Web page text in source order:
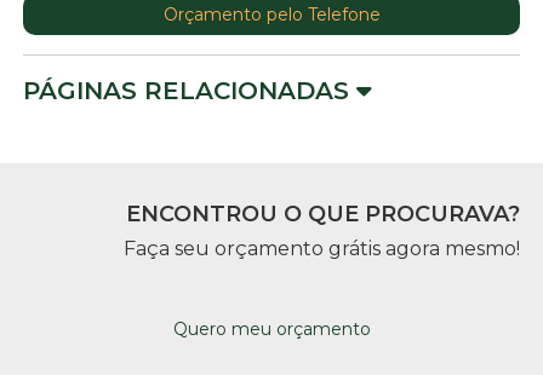
Orçamento pelo Telefone
PÁGINAS RELACIONADAS
ENCONTROU O QUE PROCURAVA?
Faça seu orçamento grátis agora mesmo!
Quero meu orçamento